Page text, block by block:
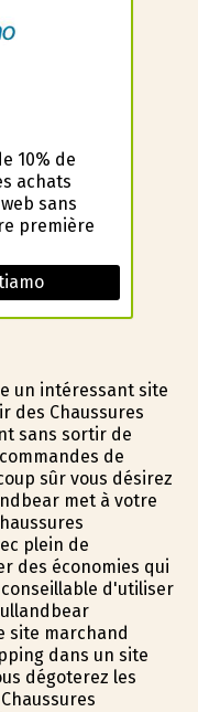
10% de
achats
sans
première
un intéressant site
des Chaussures
sans sortir de
de
sûr vous désirez
met à votre
plein de
des économies qui
d'utiliser
site marchand
dans un site
dégoterez les